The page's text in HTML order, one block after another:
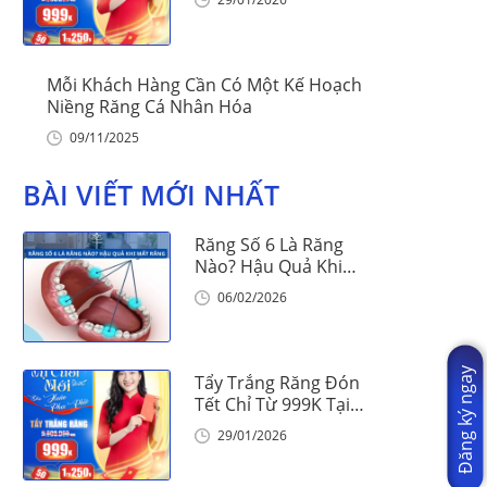
Mỗi Khách Hàng Cần Có Một Kế Hoạch
Niềng Răng Cá Nhân Hóa
09/11/2025
BÀI VIẾT MỚI NHẤT
Răng Số 6 Là Răng
Nào? Hậu Quả Khi
Mất Răng Số 6
06/02/2026
Tẩy Trắng Răng Đón
Tết Chỉ Từ 999K Tại
Nha Khoa Vinalign
29/01/2026 Đăng ký ngay